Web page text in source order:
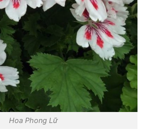
Hoa Phong Lữ